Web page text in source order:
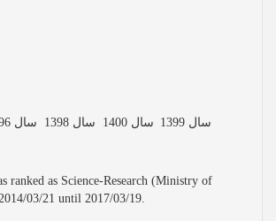
سال 1396 سال 1398 سال 1400 سال 1399
ranked as Science-Research (Ministry of
03/21 until 2017/03/19.